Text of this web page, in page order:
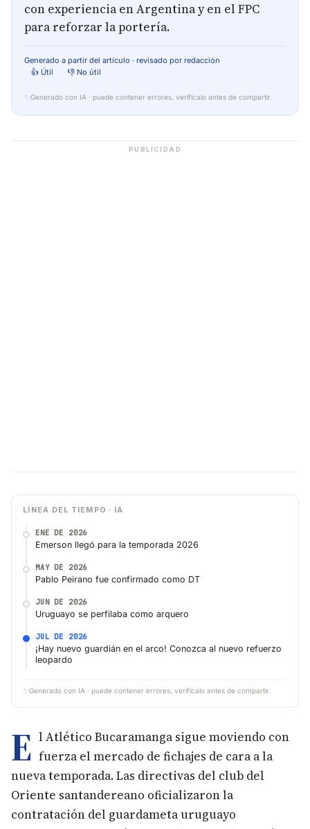
con experiencia en Argentina y en el FPC
para reforzar la portería.
Generado a partir del artículo · revisado por redacción
👍 Útil
👎 No útil
✨ Generado con IA · puede contener errores, verifícalo antes de compartir.
PUBLICIDAD
LÍNEA DEL TIEMPO · IA
ENE DE 2026
Emerson llegó para la temporada 2026
MAY DE 2026
Pablo Peirano fue confirmado como DT
JUN DE 2026
Uruguayo se perfilaba como arquero
JUL DE 2026
¡Hay nuevo guardián en el arco! Conozca al nuevo refuerzo
leopardo
✨ Generado con IA · puede contener errores, verifícalo antes de compartir.
E l Atlético Bucaramanga sigue moviendo con
fuerza el mercado de fichajes de cara a la
nueva temporada. Las directivas del club del
Oriente santandereano oficializaron la
contratación del guardameta uruguayo